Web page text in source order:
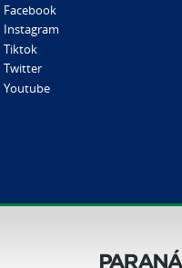
Facebook
Instagram
Tiktok
Twitter
Youtube